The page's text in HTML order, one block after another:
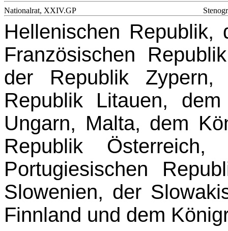
Nationalrat, XXIV.GP
Hellenischen Republik,
Französischen
der Republik
Republik Li­tauen,
Ungarn, Malta, dem
Republik
Portugiesischen
Slowenien, der
Finnland und dem